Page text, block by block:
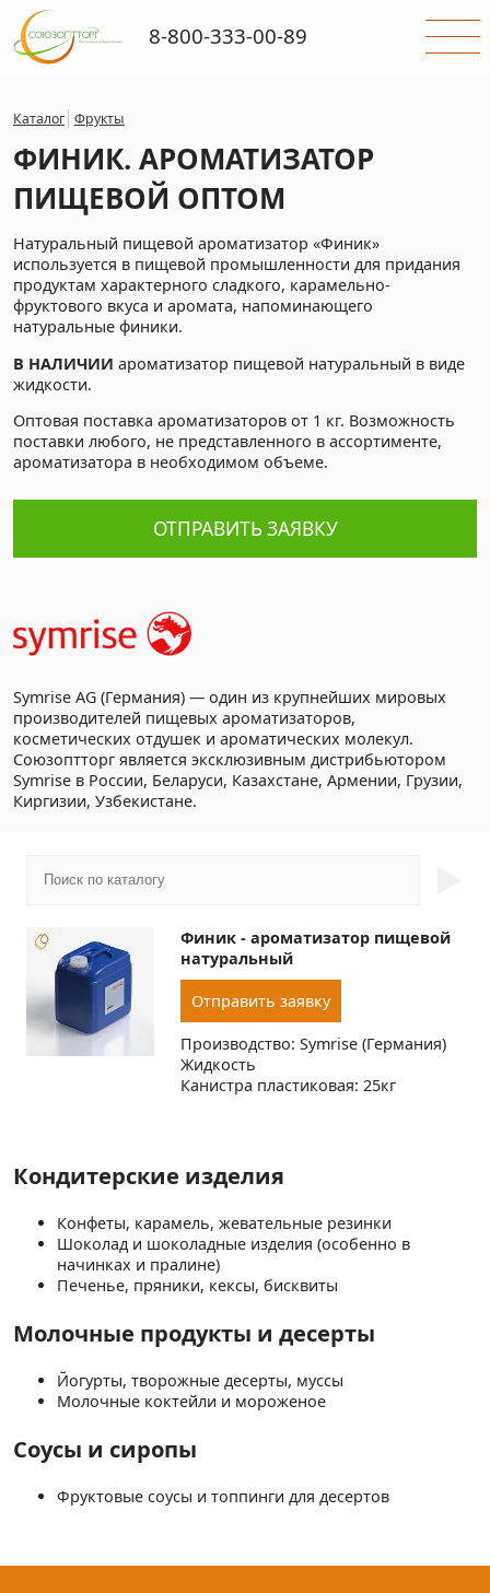
Каталог Фрукты
ФИНИК. АРОМАТИЗАТОР
ПИЩЕВОЙ ОПТОМ
Натуральный пищевой ароматизатор «Финик»
используется в пищевой промышленности для придания
продуктам характерного сладкого, карамельно-
фруктового вкуса и аромата, напоминающего
натуральные финики.
В НАЛИЧИИ ароматизатор пищевой натуральный в виде
жидкости.
Оптовая поставка ароматизаторов от 1 кг. Возможность
поставки любого, не представленного в ассортименте,
ароматизатора в необходимом объеме.
ОТПРАВИТЬ ЗАЯВКУ
Symrise AG (Германия) — один из крупнейших мировых
производителей пищевых ароматизаторов,
косметических отдушек и ароматических молекул.
Союзоптторг является эксклюзивным дистрибьютором
Symrise в России, Беларуси, Казахстане, Армении, Грузии,
Киргизии, Узбекистане.
Финик - ароматизатор пищевой
натуральный
Отправить заявку
Производство: Symrise (Германия)
Жидкость
Канистра пластиковая: 25кг
Кондитерские изделия
Конфеты, карамель, жевательные резинки
Шоколад и шоколадные изделия (особенно в
начинках и пралине)
Печенье, пряники, кексы, бисквиты
Молочные продукты и десерты
Йогурты, творожные десерты, муссы
Молочные коктейли и мороженое
Соусы и сиропы
Фруктовые соусы и топпинги для десертов
8-800-333-00-89